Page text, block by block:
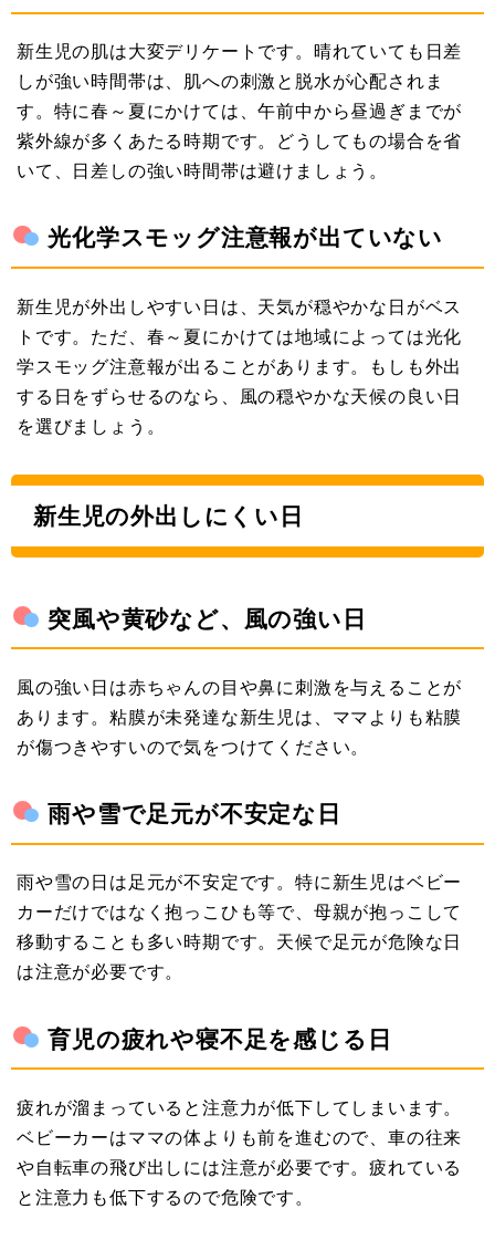
新生児の肌は大変デリケートです。晴れていても日差
しが強い時間帯は、肌への刺激と脱水が心配されま
す。特に春～夏にかけては、午前中から昼過ぎまでが
紫外線が多くあたる時期です。どうしてもの場合を省
いて、日差しの強い時間帯は避けましょう。
光化学スモッグ注意報が出ていない
新生児が外出しやすい日は、天気が穏やかな日がベス
トです。ただ、春～夏にかけては地域によっては光化
学スモッグ注意報が出ることがあります。もしも外出
する日をずらせるのなら、風の穏やかな天候の良い日
を選びましょう。
新生児の外出しにくい日
突風や黄砂など、風の強い日
風の強い日は赤ちゃんの目や鼻に刺激を与えることが
あります。粘膜が未発達な新生児は、ママよりも粘膜
が傷つきやすいので気をつけてください。
雨や雪で足元が不安定な日
雨や雪の日は足元が不安定です。特に新生児はベビー
カーだけではなく抱っこひも等で、母親が抱っこして
移動することも多い時期です。天候で足元が危険な日
は注意が必要です。
育児の疲れや寝不足を感じる日
疲れが溜まっていると注意力が低下してしまいます。
ベビーカーはママの体よりも前を進むので、車の往来
や自転車の飛び出しには注意が必要です。疲れている
と注意力も低下するので危険です。